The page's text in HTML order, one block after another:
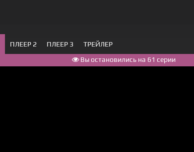
ПЛЕЕР 2 ПЛЕЕР 3
ТРЕЙЛЕР
Вы остановились на 61 серии